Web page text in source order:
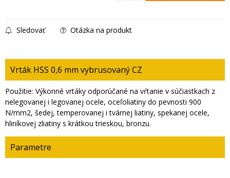
Sledovať Otázka na produkt
Vrták HSS 0,6 mm vybrusovaný CZ
Použitie: Výkonné vrtáky odporúčané na vŕtanie v súčiastkach z
nelegovanej i legovanej ocele, oceľoliatiny do pevnosti 900
N/mm2, šedej, temperovanej i tvárnej liatiny, spekanej ocele,
hliníkovej zliatiny s krátkou trieskou, bronzu.
Parametre